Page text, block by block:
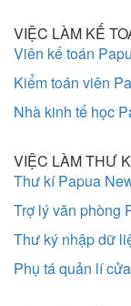
VIỆC LÀM KẾ
Viên kế toán
Kiểm toán viên
Nhà kinh tế học
VIỆC LÀM THƯ
Thư kí Papua
Trợ lý văn phòng
Thư ký nhập dữ
Phụ tá quản lí